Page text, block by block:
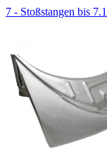
7 - Stoßstangen bis